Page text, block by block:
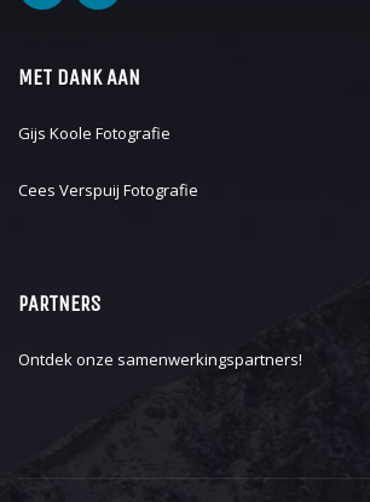
MET DANK AAN
Gijs Koole Fotografie
Cees Verspuij Fotografie
PARTNERS
Ontdek onze samenwerkingspartners!